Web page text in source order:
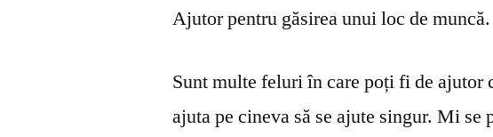
Ajutor pentru găsirea unui loc de muncă.
Sunt multe feluri în care poți fi de ajutor
ajuta pe cineva să se ajute singur. Mi se